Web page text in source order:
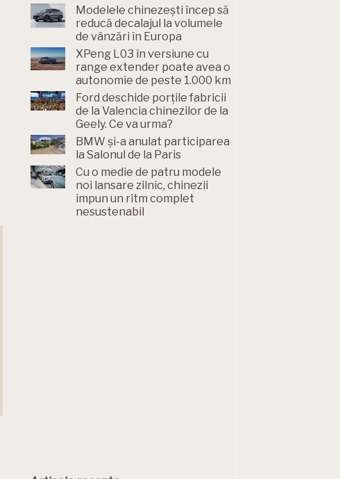
Modelele chinezești încep să
reducă decalajul la volumele
de vânzări în Europa
XPeng L03 în versiune cu
range extender poate avea o
autonomie de peste 1.000 km
Ford deschide porțile fabricii
de la Valencia chinezilor de la
Geely. Ce va urma?
BMW și-a anulat participarea
la Salonul de la Paris
Cu o medie de patru modele
noi lansare zilnic, chinezii
impun un ritm complet
nesustenabil